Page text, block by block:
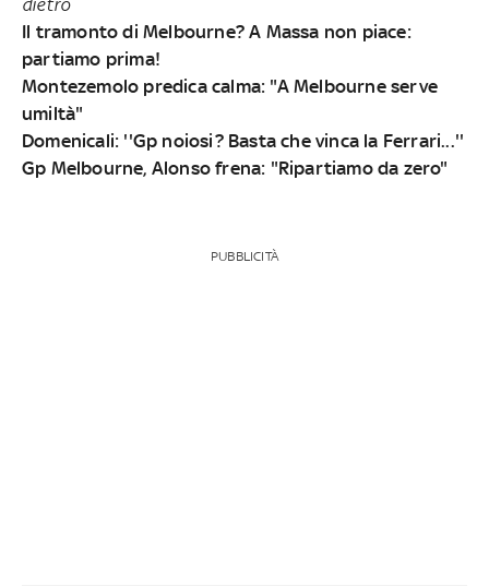
Il tramonto di Melbourne? A Massa non piace:
partiamo prima!
Montezemolo predica calma: "A Melbourne serve
umiltà"
Domenicali: ''Gp noiosi? Basta che vinca la Ferrari...''
Gp Melbourne, Alonso frena: "Ripartiamo da zero"
PUBBLICITÀ